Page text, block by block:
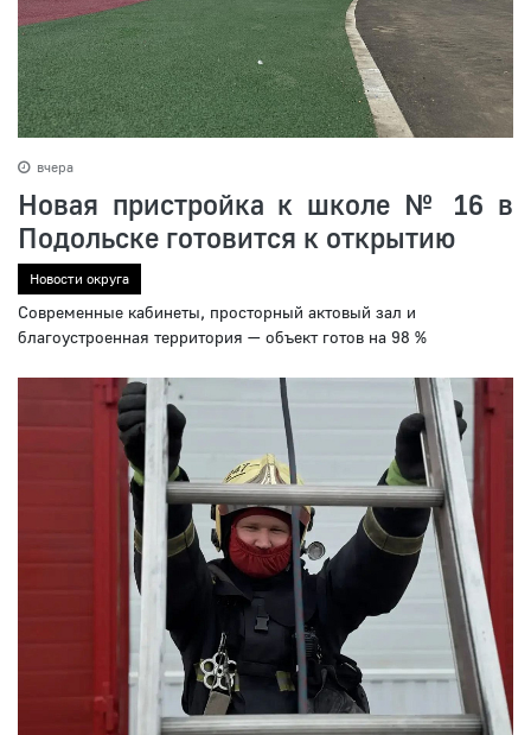
вчера
Новая пристройка к школе № 16 в
Подольске готовится к открытию
Новости округа
Современные кабинеты, просторный актовый зал и
благоустроенная территория — объект готов на 98 %